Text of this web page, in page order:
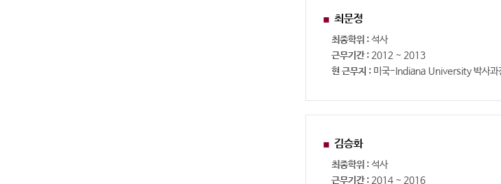
최문정
최종학위 :석사
근무기간 : 2012 ~ 2013
현 근무지 : 미국-Indiana University 박사과
김승화
최종학위 :석사
근무기간 : 2014 ~ 2016